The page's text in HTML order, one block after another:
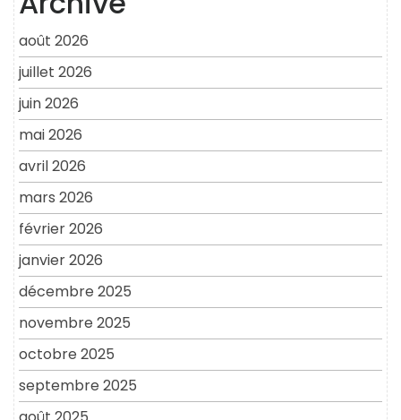
août 2026
juillet 2026
juin 2026
mai 2026
avril 2026
mars 2026
février 2026
janvier 2026
décembre 2025
novembre 2025
octobre 2025
septembre 2025